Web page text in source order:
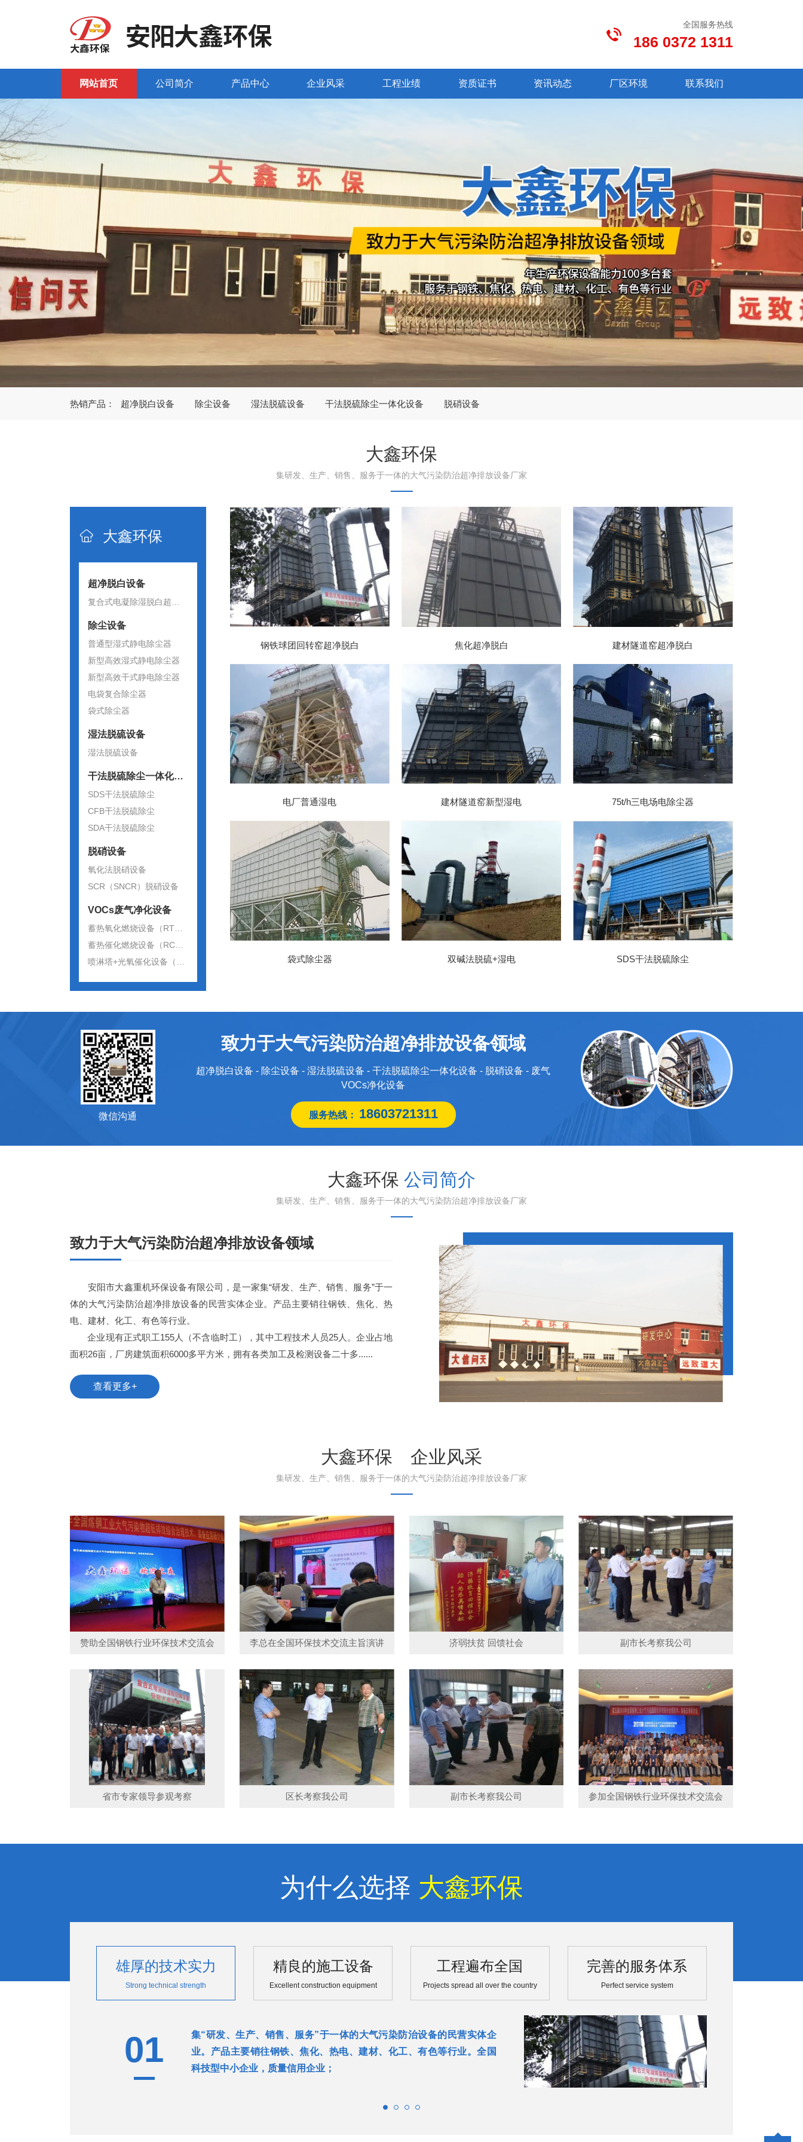
全国服务热线
186 0372 1311
网站首页 公司简介 产品中心 企业风采 工程业绩 资质证书 资讯动态 厂区环境 联系我们
热销产品： 超净脱白设备 除尘设备 湿法脱硫设备 干法脱硫除尘一体化设备 脱硝设备
大鑫环保
集研发、生产、销售、服务于一体的大气污染防治超净排放设备厂家
 大鑫环保
超净脱白设备
复合式电凝除湿脱白超净除尘器
除尘设备
普通型湿式静电除尘器
新型高效湿式静电除尘器
新型高效干式静电除尘器
电袋复合除尘器
袋式除尘器
湿法脱硫设备
湿法脱硫设备
干法脱硫除尘一体化设备
SDS干法脱硫除尘
CFB干法脱硫除尘
SDA干法脱硫除尘
脱硝设备
氧化法脱硝设备
SCR（SNCR）脱硝设备
VOCs废气净化设备
蓄热氧化燃烧设备（RTO）
蓄热催化燃烧设备（RCO）
喷淋塔+光氧催化设备（UV）
钢铁球团回转窑超净脱白 焦化超净脱白 建材隧道窑超净脱白
电厂普通湿电 建材隧道窑新型湿电 75t/h三电场电除尘器
袋式除尘器 双碱法脱硫+湿电 ​SDS干法脱硫除尘
微信沟通
致力于大气污染防治超净排放设备领域
超净脱白设备 - 除尘设备 - 湿法脱硫设备 - 干法脱硫除尘一体化设备 - 脱硝设备 - 废气
VOCs净化设备
服务热线： 18603721311
大鑫环保 公司简介
集研发、生产、销售、服务于一体的大气污染防治超净排放设备厂家
致力于大气污染防治超净排放设备领域
安阳市大鑫重机环保设备有限公司，是一家集“研发、生产、销售、服务”于一
体的大气污染防治超净排放设备的民营实体企业。产品主要销往钢铁、焦化、热
电、建材、化工、有色等行业。
企业现有正式职工155人（不含临时工），其中工程技术人员25人。企业占地
面积26亩，厂房建筑面积6000多平方米，拥有各类加工及检测设备二十多......
查看更多+
大鑫环保 企业风采
集研发、生产、销售、服务于一体的大气污染防治超净排放设备厂家
赞助全国钢铁行业环保技术交流会
省市专家领导参观考察
李总在全国环保技术交流主旨演讲
区长考察我公司
济弱扶贫 回馈社会
副市长考察我公司
副市长考察我公司
参加全国钢铁行业环保技术交流会
为什么选择 大鑫环保
雄厚的技术实力
Strong technical strength
精良的施工设备
Excellent construction equipment
工程遍布全国
Projects spread all over the country
完善的服务体系
Perfect service system
01
集“研发、生产、销售、服务”于一体的大气污染防治设备的民营实体企
业。产品主要销往钢铁、焦化、热电、建材、化工、有色等行业。全国
科技型中小企业，质量信用企业；